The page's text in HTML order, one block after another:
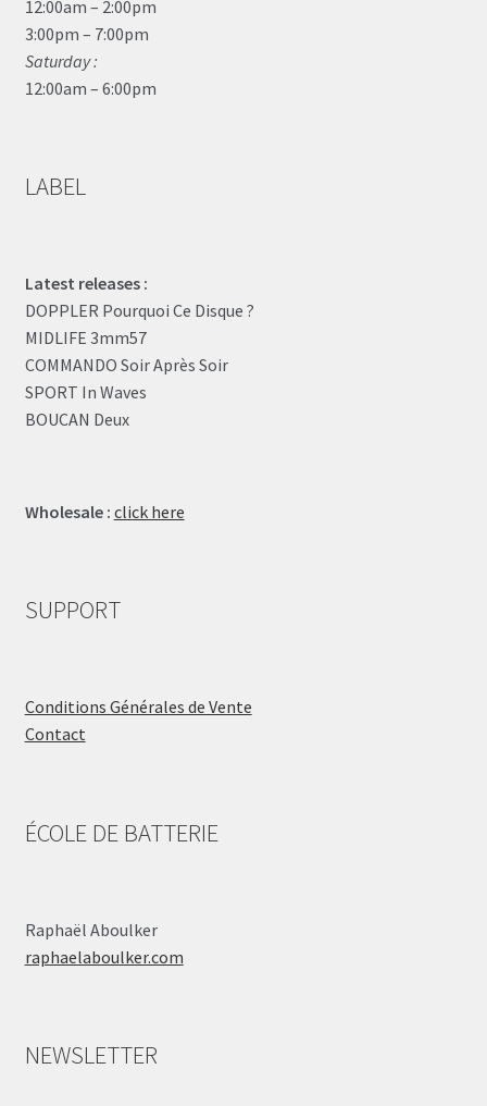
12:00am – 2:00pm
3:00pm – 7:00pm
Saturday :
12:00am – 6:00pm
LABEL
Latest releases :
DOPPLER Pourquoi Ce Disque ?
MIDLIFE 3mm57
COMMANDO Soir Après Soir
SPORT In Waves
BOUCAN Deux
Wholesale : click here
SUPPORT
Conditions Générales de Vente
Contact
ÉCOLE DE BATTERIE
Raphaël Aboulker
raphaelaboulker.com
NEWSLETTER